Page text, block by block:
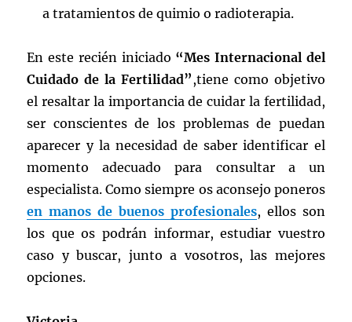
a tratamientos de quimio o radioterapia.
En este recién iniciado “Mes Internacional del
Cuidado de la Fertilidad”,tiene como objetivo
el resaltar la importancia de cuidar la fertilidad,
ser conscientes de los problemas de puedan
aparecer y la necesidad de saber identificar el
momento adecuado para consultar a un
especialista. Como siempre os aconsejo poneros
en manos de buenos profesionales, ellos son
los que os podrán informar, estudiar vuestro
caso y buscar, junto a vosotros, las mejores
opciones.